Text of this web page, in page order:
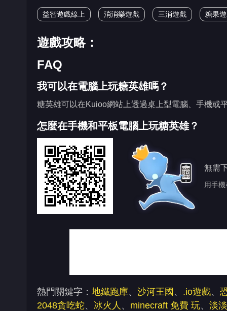
益智遊戲線上 消消樂遊戲 三消遊戲 糖果
遊戲攻略：
FAQ
我可以在電腦上玩糖英雄嗎？
糖英雄可以在Kuioo網站上透過桌上型電腦、手機或
怎麼在手機和平板電腦上玩糖英雄？
無需
用手
熱門關鍵字： 地鐵跑庫、 沙河王國 、 .io遊戲、
2048貪吃蛇、 冰火人 、 minecraft 免費 玩、 淡